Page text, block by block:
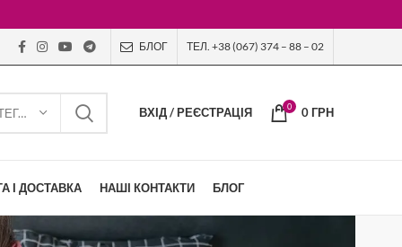
БЛОГ ТЕЛ. +38 (067) 374 – 88 – 02
ВИБЕРІТЬ КАТЕГОРІЮ ВХІД / РЕЄСТРАЦІЯ 0 0ГРН
І ДОСТАВКА НАШІ КОНТАКТИ БЛОГ